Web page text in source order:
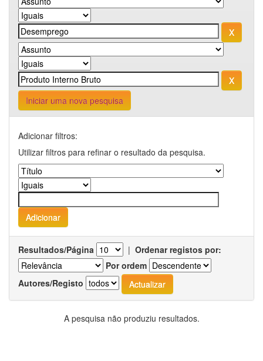
Iniciar uma nova pesquisa
Adicionar filtros:
Utilizar filtros para refinar o resultado da pesquisa.
Resultados/Página | Ordenar registos por:
Por ordem
Autores/Registo
A pesquisa não produziu resultados.